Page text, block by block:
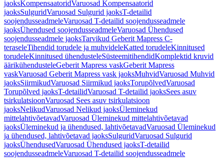
jaoksKompensaatoridVaruosad Kompensaatorid
jaoksSulguridVaruosad Sulgurid jaoksT-detailid
soojendusseadmeleVaruosad T-detailid soojendusseadmele
jaoksÜhendused soojendusseadmeleVaruosad Ühendused
soojendusseadmele jaoksTarvikud Geberit Mapress C-
teraseleTihendid torudele ja muhvideleKatted torudeleKinnitused
torudeleKinnitused ühendusteleSüsteemitihendidKomplektid kruvid
äärikühendusteleGeberit Mapress vaskGeberit Mapress
vaskVaruosad Geberit Mapress vask jaoksMuhvidVaruosad Muhvid
jaoksSiirmikudVaruosad Siirmikud jaoksTorupõlvedVaruosad
Torupõlved jaoksT-detailidVaruosad T-detailid jaoksSees asuv
tsirkulatsioonVaruosad Sees asuv tsirkulatsioon
jaoksNelikudVaruosad Nelikud jaoksÜleminekud
mittelahtivõetavadVaruosad Üleminekud mittelahtivõetavad
jaoksÜleminekud ja ühendused, lahtivõetavadVaruosad Üleminekud
ja ühendused, lahtivõetavad jaoksSulguridVaruosad Sulgurid
jaoksÜhendusedVaruosad Ühendused jaoksT-detailid
soojendusseadmeleVaruosad T-detailid soojendusseadmele